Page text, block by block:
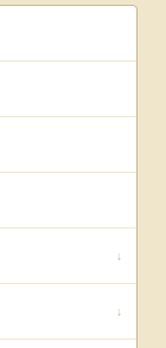
↓
↓